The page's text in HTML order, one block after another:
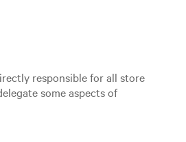
responsible for all store
some aspects of